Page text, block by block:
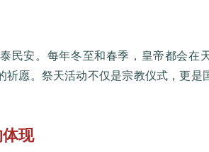
民安。每年冬至和春季，皇帝都会在
愿。祭天活动不仅是宗教仪式，更是
现